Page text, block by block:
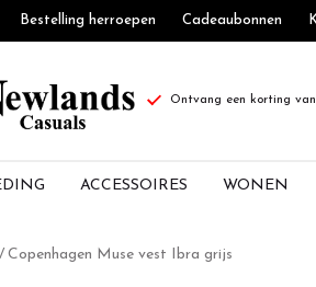
Bestelling herroepen Cadeaubonnen
Ontvang een korting
ACCESSOIRES WONEN
Copenhagen Muse vest Ibra grijs